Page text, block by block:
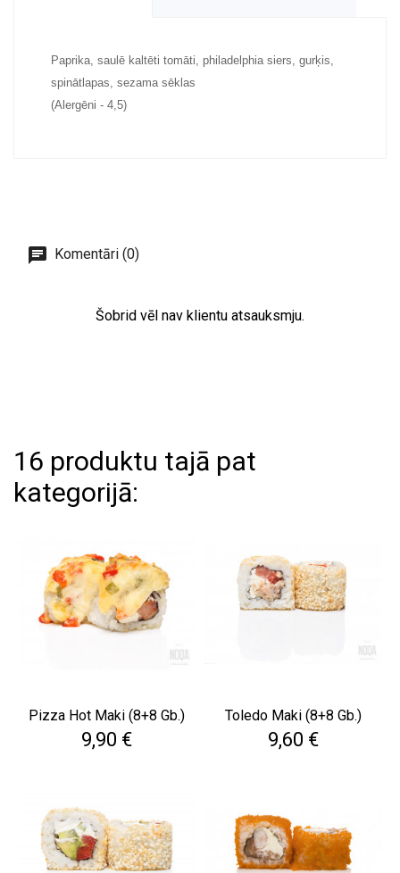
Paprika, saulē kaltēti tomāti, philadelphia siers, gurķis,
spinātlapas, sezama sēklas
(Alergēni - 4,5)
Komentāri (0)
Šobrid vēl nav klientu atsauksmju.
16 produktu tajā pat
kategorijā:
Pizza Hot Maki (8+8 Gb.)
Cena
9,90 €
Toledo Maki (8+8 Gb.)
Cena
9,60 €